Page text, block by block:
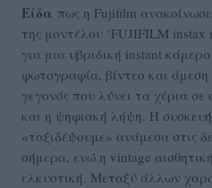
Είδα πως η Fujifilm
της μοντέλου ‘FUJIFILM instax
για μια υβριδική instant
φωτογραφία, βίντεο και
γεγονός που λύνει τα χέρια
και η ψηφιακή λήψη. Η
«ταξιδέψουμε» ανάμεσα στις
σήμερα, ενώ η vintage
ελκυστική. Μεταξύ άλλων